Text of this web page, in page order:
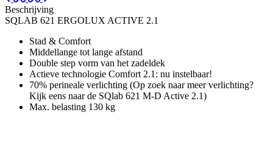
Beschrijving
SQLAB 621 ERGOLUX ACTIVE 2.1
Stad & Comfort
Middellange tot lange afstand
Double step vorm van het zadeldek
Actieve technologie Comfort 2.1: nu instelbaar!
70% perineale verlichting (Op zoek naar meer verlichting?
Kijk eens naar de SQlab 621 M-D Active 2.1)
Max. belasting 130 kg